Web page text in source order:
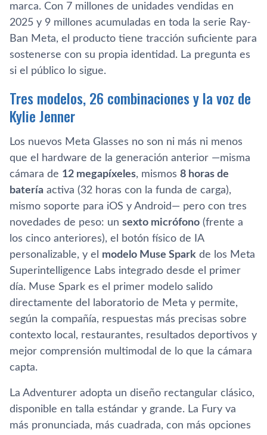
marca. Con 7 millones de unidades vendidas en
2025 y 9 millones acumuladas en toda la serie Ray-
Ban Meta, el producto tiene tracción suficiente para
sostenerse con su propia identidad. La pregunta es
si el público lo sigue.
Tres modelos, 26 combinaciones y la voz de
Kylie Jenner
Los nuevos Meta Glasses no son ni más ni menos
que el hardware de la generación anterior —misma
cámara de 12 megapíxeles, mismos 8 horas de
batería activa (32 horas con la funda de carga),
mismo soporte para iOS y Android— pero con tres
novedades de peso: un sexto micrófono (frente a
los cinco anteriores), el botón físico de IA
personalizable, y el modelo Muse Spark de los Meta
Superintelligence Labs integrado desde el primer
día. Muse Spark es el primer modelo salido
directamente del laboratorio de Meta y permite,
según la compañía, respuestas más precisas sobre
contexto local, restaurantes, resultados deportivos y
mejor comprensión multimodal de lo que la cámara
capta.
La Adventurer adopta un diseño rectangular clásico,
disponible en talla estándar y grande. La Fury va
más pronunciada, más cuadrada, con más opciones